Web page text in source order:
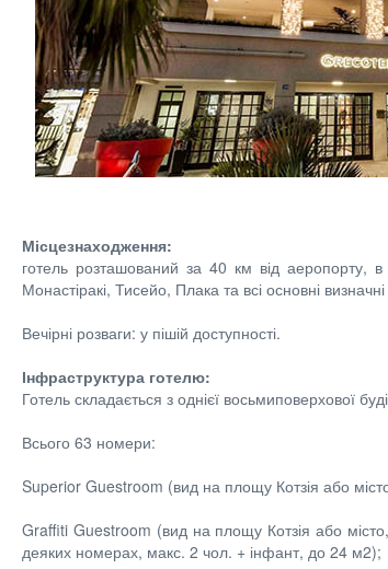
Місцезнаходження:
готель розташований за 40 км від аеропорту,
Монастіракі, Тисейо, Плака та всі основні
Вечірні розваги: у пішій доступності.
Інфраструктура готелю:
Готель складається з однієї восьмиповерхової
Всього 63 номери:
Superior Guestroom (вид на площу Котзія або
Graffiti Guestroom (вид на площу Котзія або
деяких номерах, макс. 2 чол. + інфант, до 24 м2);